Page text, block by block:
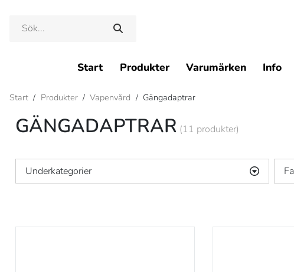
Start Produkter Varumärken Info
Start / Produkter / Vapenvård / Gängadaptrar
GÄNGADAPTRAR (11 produkter)
Underkategorier